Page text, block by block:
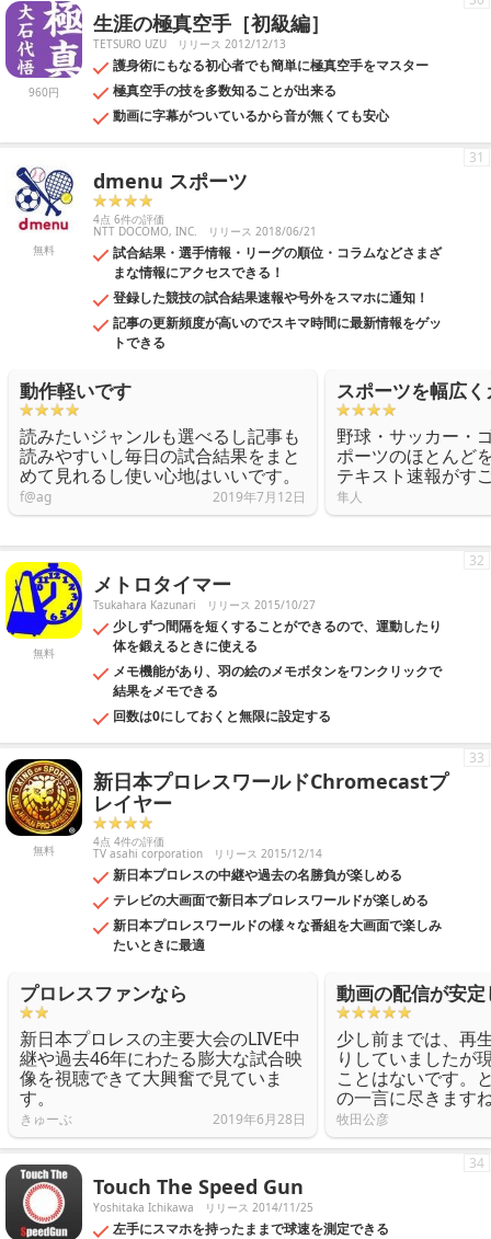
960円
生涯の極真空手［初級編］
TETSURO UZU リリース 2012/12/13
護身術にもなる初心者でも簡単に極真空手をマスター
極真空手の技を多数知ることが出来る
動画に字幕がついているから音が無くても安心
無料
dmenu スポーツ
4点 6件の評価
NTT DOCOMO, INC. リリース 2018/06/21
試合結果・選手情報・リーグの順位・コラムなどさまざ
まな情報にアクセスできる！
登録した競技の試合結果速報や号外をスマホに通知！
記事の更新頻度が高いのでスキマ時間に最新情報をゲッ
トできる
31
動作軽いです
読みたいジャンルも選べるし記事も
読みやすいし毎日の試合結果をまと
めて見れるし使い心地はいいです。
f@ag 2019年7月12日
スポーツを幅広く
野球・サッカー・
ポーツのほとんど
テキスト速報がす
隼人
無料
メトロタイマー
Tsukahara Kazunari リリース 2015/10/27
少しずつ間隔を短くすることができるので、運動したり
体を鍛えるときに使える
メモ機能があり、羽の絵のメモボタンをワンクリックで
結果をメモできる
回数は0にしておくと無限に設定する
32
無料
新日本プロレスワールドChromecastプ
レイヤー
4点 4件の評価
TV asahi corporation リリース 2015/12/14
新日本プロレスの中継や過去の名勝負が楽しめる
テレビの大画面で新日本プロレスワールドが楽しめる
新日本プロレスワールドの様々な番組を大画面で楽しみ
たいときに最適
33
プロレスファンなら
新日本プロレスの主要大会のLIVE中
継や過去46年にわたる膨大な試合映
像を視聴できて大興奮で見ていま
す。
きゅーぶ 2019年6月28日
動画の配信が安
少し前までは、再
りしていましたが
ことはないです。
の一言に尽きます
牧田公彦
Touch The Speed Gun
Yoshitaka Ichikawa リリース 2014/11/25
左手にスマホを持ったままで球速を測定できる
34